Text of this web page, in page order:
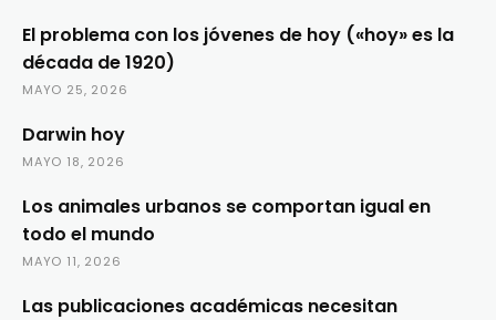
El problema con los jóvenes de hoy («hoy» es la
década de 1920)
MAYO 25, 2026
Darwin hoy
MAYO 18, 2026
Los animales urbanos se comportan igual en
todo el mundo
MAYO 11, 2026
Las publicaciones académicas necesitan